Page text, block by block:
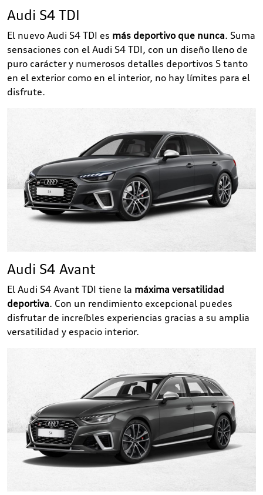
Audi S4 TDI
El nuevo Audi S4 TDI es más deportivo que nunca. Suma
sensaciones con el Audi S4 TDI, con un diseño lleno de
puro carácter y numerosos detalles deportivos S tanto
en el exterior como en el interior, no hay límites para el
disfrute.
Audi S4 Avant
El Audi S4 Avant TDI tiene la máxima versatilidad
deportiva. Con un rendimiento excepcional puedes
disfrutar de increíbles experiencias gracias a su amplia
versatilidad y espacio interior.